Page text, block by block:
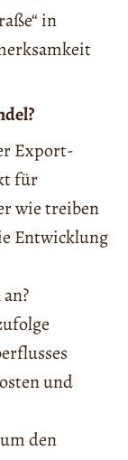
in
Export-
für
wie treiben
Entwicklung
und
den